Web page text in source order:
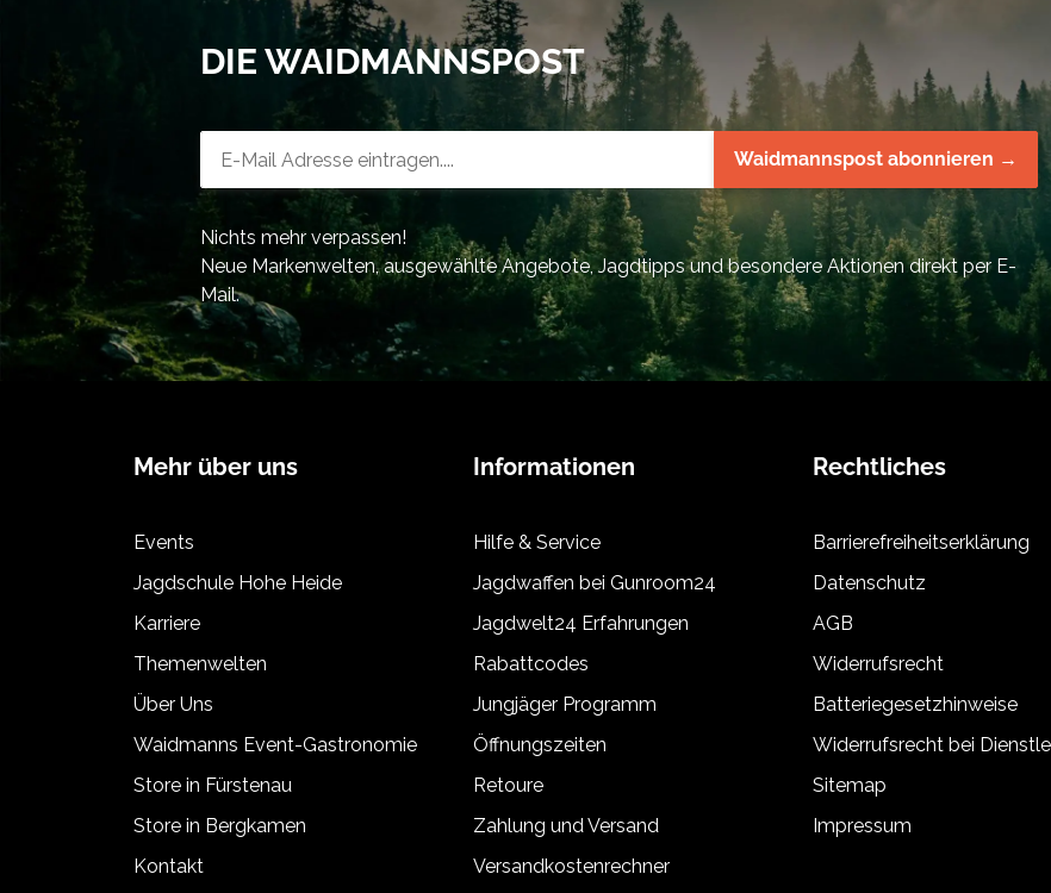
DIE WAIDMANNSPOST
Waidmannspost abonnieren →
Nichts mehr verpassen!
Neue Markenwelten, ausgewählte Angebote, Jagdtipps und besondere Aktionen direkt per E-
Mail.
Mehr über uns
Events
Jagdschule Hohe Heide
Karriere
Themenwelten
Über Uns
Waidmanns Event-Gastronomie
Store in Fürstenau
Store in Bergkamen
Kontakt
Informationen
Hilfe & Service
Jagdwaffen bei Gunroom24
Jagdwelt24 Erfahrungen
Rabattcodes
Jungjäger Programm
Öffnungszeiten
Retoure
Zahlung und Versand
Versandkostenrechner
Rechtliches
Barrierefreiheitserklärung
Datenschutz
AGB
Widerrufsrecht
Batteriegesetzhinweise
Widerrufsrecht bei
Sitemap
Impressum